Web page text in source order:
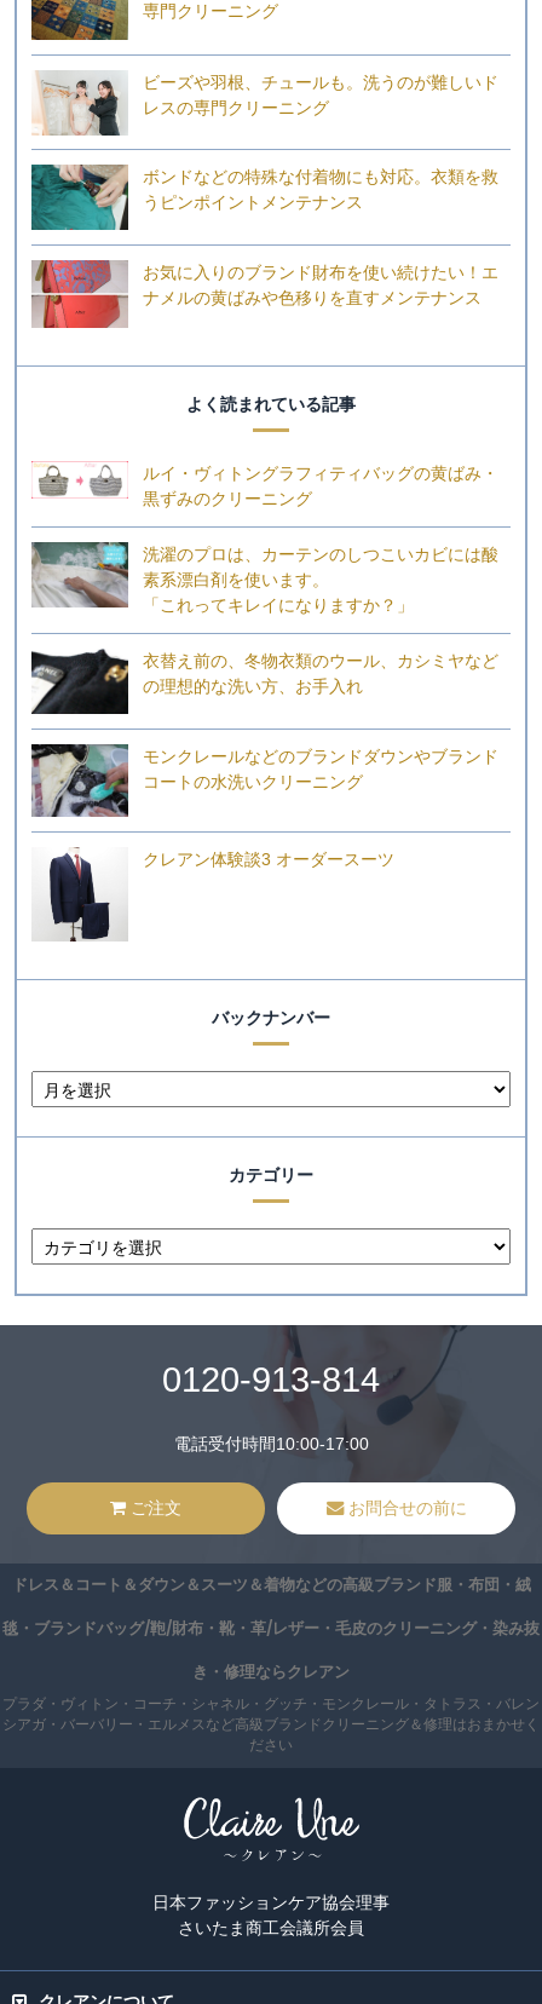
専門クリーニング
ビーズや羽根、チュールも。洗うのが難しいド
レスの専門クリーニング
ボンドなどの特殊な付着物にも対応。衣類を救
うピンポイントメンテナンス
お気に入りのブランド財布を使い続けたい！エ
ナメルの黄ばみや色移りを直すメンテナンス
よく読まれている記事
ルイ・ヴィトングラフィティバッグの黄ばみ・
黒ずみのクリーニング
洗濯のプロは、カーテンのしつこいカビには酸
素系漂白剤を使います。
「これってキレイになりますか？」
衣替え前の、冬物衣類のウール、カシミヤなど
の理想的な洗い方、お手入れ
モンクレールなどのブランドダウンやブランド
コートの水洗いクリーニング
クレアン体験談3 オーダースーツ
バックナンバー
カテゴリー
0120-913-814
電話受付時間10:00-17:00
ご注文 お問合せの前に
ドレス＆コート＆ダウン＆スーツ＆着物などの高級ブランド服・布団・絨
毯・ブランドバッグ/鞄/財布・靴・革/レザー・毛皮のクリーニング・染み抜
き・修理ならクレアン
プラダ・ヴィトン・コーチ・シャネル・グッチ・モンクレール・タトラス・バレン
シアガ・バーバリー・エルメスなど高級ブランドクリーニング＆修理はおまかせく
ださい
日本ファッションケア協会理事
さいたま商工会議所会員